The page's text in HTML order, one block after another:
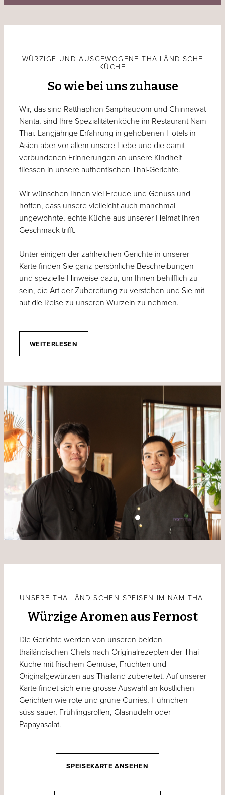
WÜRZIGE UND AUSGEWOGENE THAILÄNDISCHE
KÜCHE
So wie bei uns zuhause
Wir, das sind Ratthaphon Sanphaudom und Chinnawat
Nanta, sind Ihre Spezialitätenköche im Restaurant Nam
Thai. Langjährige Erfahrung in gehobenen Hotels in
Asien aber vor allem unsere Liebe und die damit
verbundenen Erinnerungen an unsere Kindheit
fliessen in unsere authentischen Thai-Gerichte.
Wir wünschen Ihnen viel Freude und Genuss und
hoffen, dass unsere vielleicht auch manchmal
ungewohnte, echte Küche aus unserer Heimat Ihren
Geschmack trifft.
Unter einigen der zahlreichen Gerichte in unserer
Karte finden Sie ganz persönliche Beschreibungen
und spezielle Hinweise dazu, um Ihnen behilflich zu
sein, die Art der Zubereitung zu verstehen und Sie mit
auf die Reise zu unseren Wurzeln zu nehmen.
WEITERLESEN
UNSERE THAILÄNDISCHEN SPEISEN IM NAM THAI
Würzige Aromen aus Fernost
Die Gerichte werden von unseren beiden
thailändischen Chefs nach Originalrezepten der Thai
Küche mit frischem Gemüse, Früchten und
Originalgewürzen aus Thailand zubereitet. Auf unserer
Karte findet sich eine grosse Auswahl an köstlichen
Gerichten wie rote und grüne Curries, Hühnchen
süss-sauer, Frühlingsrollen, Glasnudeln oder
Papayasalat.
SPEISEKARTE ANSEHEN